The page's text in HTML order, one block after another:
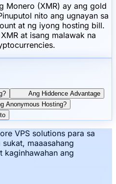
Monero (XMR) ay ang gold
nito ang ugnayan sa
at ng iyong hosting bill.
at isang malawak na
Ang Hiddence Advantage
Anonymous Hosting?
VPS solutions para sa
maaasahang
kaginhawahan ang